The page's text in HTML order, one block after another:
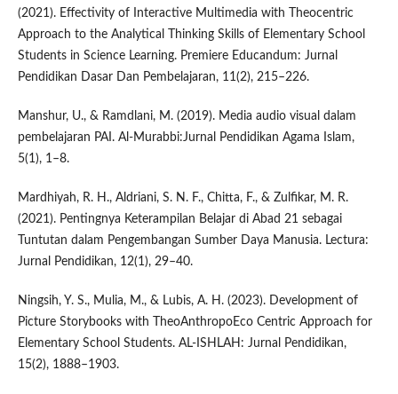
(2021). Effectivity of Interactive Multimedia with Theocentric
Approach to the Analytical Thinking Skills of Elementary School
Students in Science Learning. Premiere Educandum: Jurnal
Pendidikan Dasar Dan Pembelajaran, 11(2), 215–226.
Manshur, U., & Ramdlani, M. (2019). Media audio visual dalam
pembelajaran PAI. Al-Murabbi:Jurnal Pendidikan Agama Islam,
5(1), 1–8.
Mardhiyah, R. H., Aldriani, S. N. F., Chitta, F., & Zulfikar, M. R.
(2021). Pentingnya Keterampilan Belajar di Abad 21 sebagai
Tuntutan dalam Pengembangan Sumber Daya Manusia. Lectura:
Jurnal Pendidikan, 12(1), 29–40.
Ningsih, Y. S., Mulia, M., & Lubis, A. H. (2023). Development of
Picture Storybooks with TheoAnthropoEco Centric Approach for
Elementary School Students. AL-ISHLAH: Jurnal Pendidikan,
15(2), 1888–1903.